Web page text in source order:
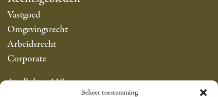
Beheer toestemming
Vastgoed
Omgevingsrecht
Arbeidsrecht
Corporate
Apollolaan 119